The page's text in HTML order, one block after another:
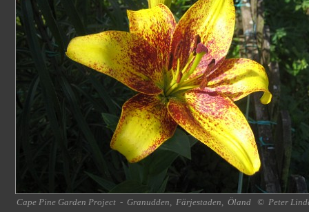
Cape Pine Garden Project - Granudden, Färjestaden, Öland © Peter